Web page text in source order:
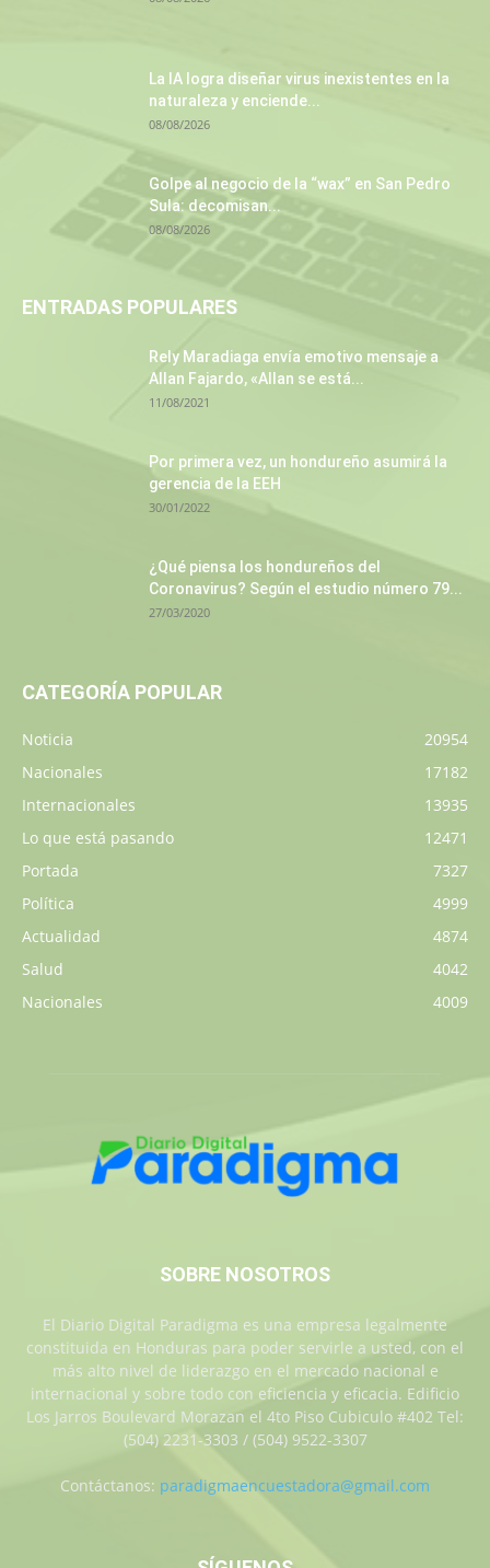
La IA logra diseñar virus inexistentes en la
naturaleza y enciende...
08/08/2026
Golpe al negocio de la “wax” en San Pedro
Sula: decomisan...
08/08/2026
ENTRADAS POPULARES
Rely Maradiaga envía emotivo mensaje a
Allan Fajardo, «Allan se está...
11/08/2021
Por primera vez, un hondureño asumirá la
gerencia de la EEH
30/01/2022
¿Qué piensa los hondureños del
Coronavirus? Según el estudio número 79...
27/03/2020
CATEGORÍA POPULAR
Noticia
20954
Nacionales
17182
Internacionales
13935
Lo que está pasando
12471
Portada
7327
Política
4999
Actualidad
4874
Salud
4042
Nacionales
4009
SOBRE NOSOTROS
El Diario Digital Paradigma es una empresa legalmente
constituida en Honduras para poder servirle a usted, con el
más alto nivel de liderazgo en el mercado nacional e
internacional y sobre todo con eficiencia y eficacia. Edificio
Los Jarros Boulevard Morazan el 4to Piso Cubiculo #402 Tel:
(504) 2231-3303 / (504) 9522-3307
Contáctanos: paradigmaencuestadora@gmail.com